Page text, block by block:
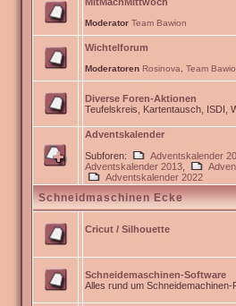
Moderator Team Bawion
Wichtelforum
Moderatoren Rosinova Team
Diverse Foren-Aktionen
Teufelskreis, Kartentausch, ISDI,
Adventskalender
Subforen:
Adventskalender
Adventskalender 2013
Adventskalender 2022
Schneidmaschinen Ecke
Cricut / Silhouette
Schneidemaschinen-Software
Alles rund um